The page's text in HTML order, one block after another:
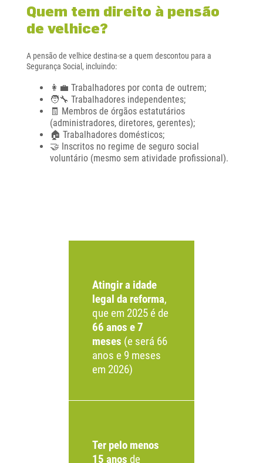
Quem tem direito à pensão
de velhice?
A pensão de velhice destina-se a quem descontou para a
Segurança Social, incluindo:
👩‍💼 Trabalhadores por conta de outrem;
🧑‍🔧 Trabalhadores independentes;
🧾 Membros de órgãos estatutários
(administradores, diretores, gerentes);
🏠 Trabalhadores domésticos;
🤝 Inscritos no regime de seguro social
voluntário (mesmo sem atividade profissional).
Atingir a idade
legal da reforma,
que em 2025 é de
66 anos e 7
meses (e será 66
anos e 9 meses
em 2026)
Ter pelo menos
15 anos de